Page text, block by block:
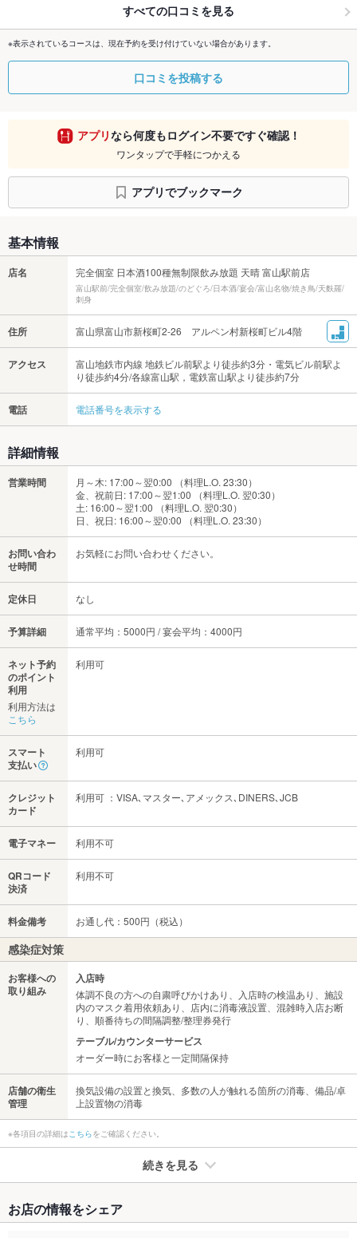
すべての口コミを見る
※表示されているコースは、現在予約を受け付けていない場合があります。
口コミを投稿する
アプリなら何度もログイン不要ですぐ確認！
ワンタップで手軽につかえる
アプリでブックマーク
基本情報
店名 完全個室 日本酒100種無制限飲み放題 天晴 富山駅前店
富山駅前/完全個室/飲み放題/のどぐろ/日本酒/宴会/富山名物/焼き鳥/天麩羅/
刺身
住所 富山県富山市新桜町2-26 アルペン村新桜町ビル4階
アクセス
富山地鉄市内線 地鉄ビル前駅より徒歩約3分・電気ビル前駅よ
り徒歩約4分/各線富山駅，電鉄富山駅より徒歩約7分
電話 電話番号を表示する
詳細情報
営業時間
月～木: 17:00～翌0:00 （料理L.O. 23:30）
金、祝前日: 17:00～翌1:00 （料理L.O. 翌0:30）
土: 16:00～翌1:00 （料理L.O. 翌0:30）
日、祝日: 16:00～翌0:00 （料理L.O. 23:30）
お問い合わ
せ時間
お気軽にお問い合わせください。
定休日 なし
予算詳細 通常平均：5000円 / 宴会平均：4000円
ネット予約
のポイント
利用
利用方法は
こちら
利用可
スマート
支払い
利用可
クレジット
カード
利用可 ：VISA､マスター､アメックス､DINERS､JCB
電子マネー 利用不可
QRコード
決済
利用不可
料金備考 お通し代：500円（税込）
感染症対策
お客様への
取り組み
入店時
体調不良の方への自粛呼びかけあり、入店時の検温あり、施設
内のマスク着用依頼あり、店内に消毒液設置、混雑時入店お断
り、順番待ちの間隔調整/整理券発行
テーブル/カウンターサービス
オーダー時にお客様と一定間隔保持
店舗の衛生
管理
換気設備の設置と換気、多数の人が触れる箇所の消毒、備品/卓
上設置物の消毒
※各項目の詳細は こちらをご確認ください。
続きを見る
禁煙・喫煙
全席喫煙可
お店の情報をシェア